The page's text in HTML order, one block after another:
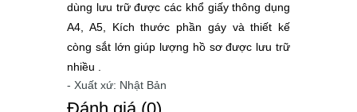
dùng lưu trữ được các khổ giấy thông dụng
A4, A5, Kích thước phần gáy và thiết kế
còng sắt lớn giúp lượng hồ sơ được lưu trữ
nhiều .
- Xuất xứ: Nhật Bản